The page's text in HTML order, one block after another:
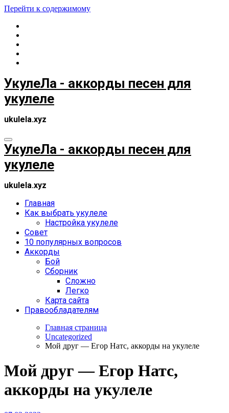
Перейти к содержимому
УкулеЛа - аккорды песен для
укулеле
ukulela.xyz
УкулеЛа - аккорды песен для
укулеле
ukulela.xyz
Главная
Как выбрать укулеле
Настройка укулеле
Совет
10 популярных вопросов
Аккорды
Бой
Сборник
Сложно
Легко
Карта сайта
Правообладателям
Главная страница
Uncategorized
Мой друг — Егор Натс, аккорды на укулеле
Мой друг — Егор Натс,
аккорды на укулеле